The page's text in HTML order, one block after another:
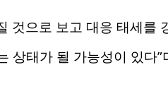
것으로 보고 대응 태세를
태가 될 가능성이 있다”